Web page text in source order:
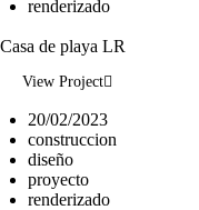
renderizado
Casa de playa LR
View Project
20/02/2023
construccion
diseño
proyecto
renderizado